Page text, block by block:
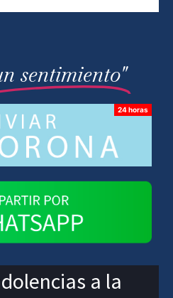
sentimiento"
a la